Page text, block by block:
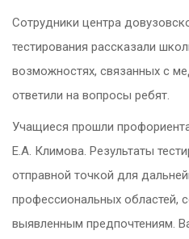
Сотрудники центра
тестирования рассказали
возможностях, связанных с
ответили на вопросы ребят.
Учащиеся прошли
Е.А. Климова. Результаты
отправной точкой для
профессиональных областей,
выявленным предпочтениям.